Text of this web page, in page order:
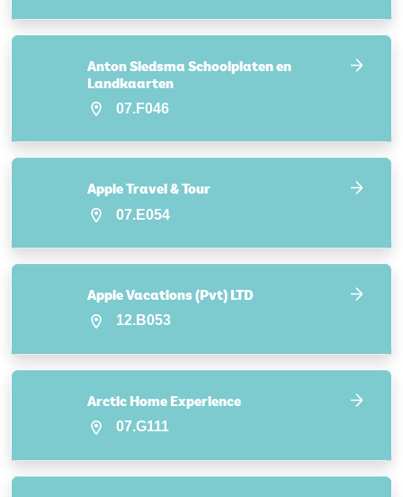
Anton Siedsma Schoolplaten en
Landkaarten
07.F046
Apple Travel & Tour
07.E054
Apple Vacations (Pvt) LTD
12.B053
Arctic Home Experience
07.G111